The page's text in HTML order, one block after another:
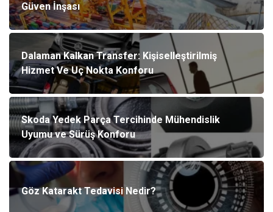
Güven İnşası
Dalaman Kalkan Transfer: Kişiselleştirilmiş
Hizmet Ve Uç Nokta Konforu
Skoda Yedek Parça Tercihinde Mühendislik
Uyumu ve Sürüş Konforu
Göz Katarakt Tedavisi Nedir?